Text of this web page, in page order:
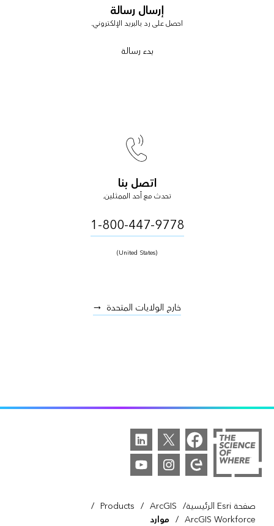
إرسال رسالة
احصل على رد بالبريد الإلكتروني.
بدء رسالة
اتصل بنا
تحدث مع أحد الممثلين.
1-800-447-9778
(United States)
خارج الولايات المتحدة
صفحة Esri الرئيسية /
ArcGIS
/
Products
/
ArcGIS Workforce
/ موارد